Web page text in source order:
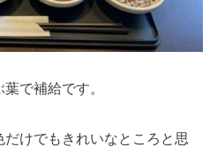
で補給です。
だけでもきれいなところと思